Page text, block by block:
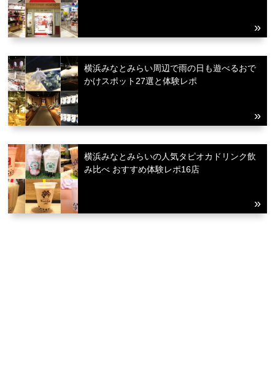
横浜みなとみらい周辺で雨の日も遊べるおで
かけスポット27選と体験レポ
横浜みなとみらいの人気タピオカドリンク飲
み比べ おすすめ体験レポ16店